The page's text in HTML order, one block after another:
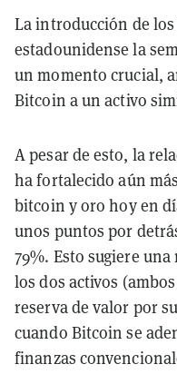
La introducción de
estadounidense la
un momento crucial,
Bitcoin a un activo
A pesar de esto, la
ha fortalecido aún
bitcoin y oro hoy en
unos puntos por
79%. Esto sugiere
los dos activos
reserva de valor por
cuando Bitcoin se
finanzas